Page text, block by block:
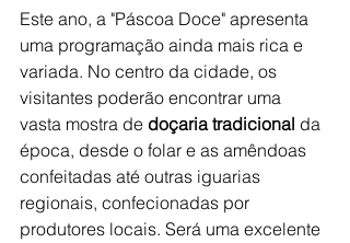
Este ano, a "Páscoa Doce" apresenta
uma programação ainda mais rica e
variada. No centro da cidade, os
visitantes poderão encontrar uma
vasta mostra de doçaria tradicional da
época, desde o folar e as amêndoas
confeitadas até outras iguarias
regionais, confecionadas por
produtores locais. Será uma excelente